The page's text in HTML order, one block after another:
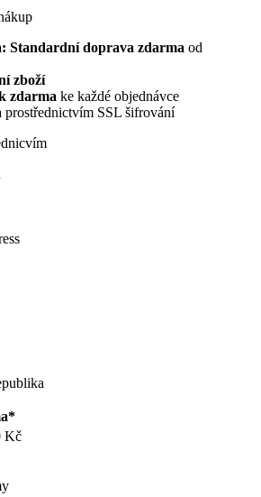
Standardní doprava zdarma od
zboží
zdarma ke každé objednávce
prostřednictvím SSL šifrování
Kč